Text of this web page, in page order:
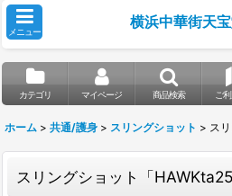
メニュー
横浜中華街天
カテゴリ マイページ 商品検索 ご
ホーム > 共通/護身 > スリングショット > ス
スリングショット「